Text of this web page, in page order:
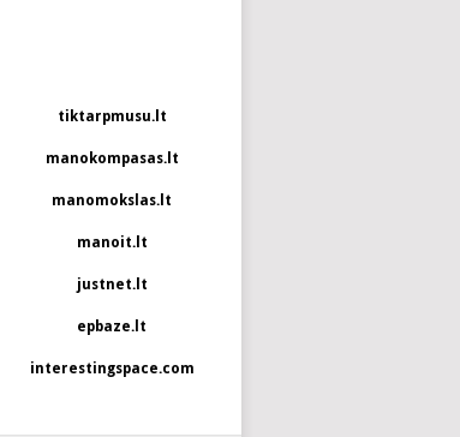
tiktarpmusu.lt
manokompasas.lt
manomokslas.lt
manoit.lt
justnet.lt
epbaze.lt
interestingspace.com